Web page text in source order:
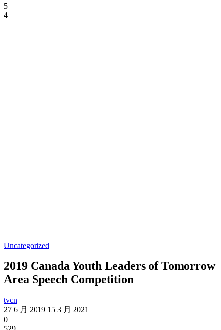
5
4
Uncategorized
2019 Canada Youth Leaders of Tomorrow
Area Speech Competition
tvcn
27 6 月 2019 15 3 月 2021
0